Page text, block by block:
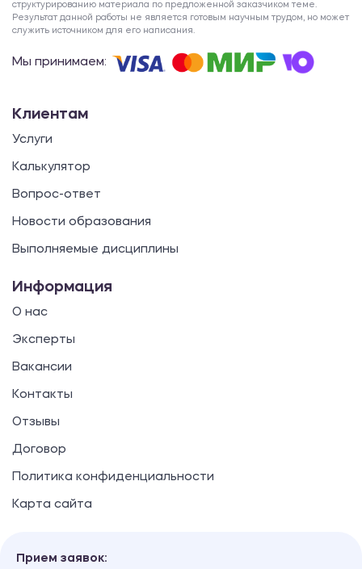
структурированию материала по предложенной заказчиком теме.
Результат данной работы не является готовым научным трудом, но может
служить источником для его написания.
Мы принимаем:
Клиентам
Услуги
Калькулятор
Вопрос-ответ
Новости образования
Выполняемые дисциплины
Информация
О нас
Эксперты
Вакансии
Контакты
Отзывы
Договор
Политика конфиденциальности
Карта сайта
Прием заявок: